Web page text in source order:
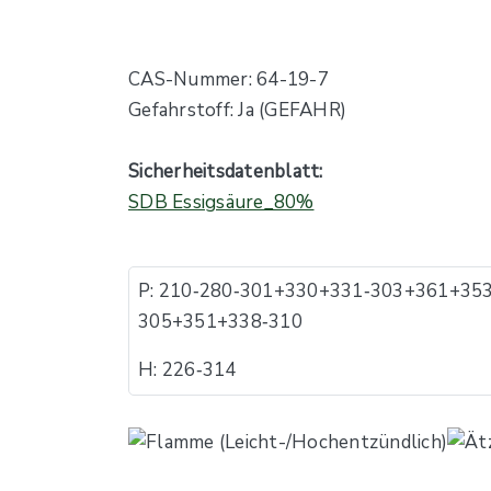
CAS-Nummer: 64-19-7
Gefahrstoff: Ja (GEFAHR)
Sicherheitsdatenblatt:
SDB Essigsäure_80%
P:
305+351+338​‐​310
H: 226​‐​314